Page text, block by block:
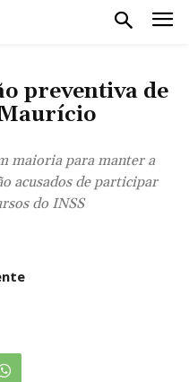
preventiva de
maioria para manter a
acusados de participar
do INSS